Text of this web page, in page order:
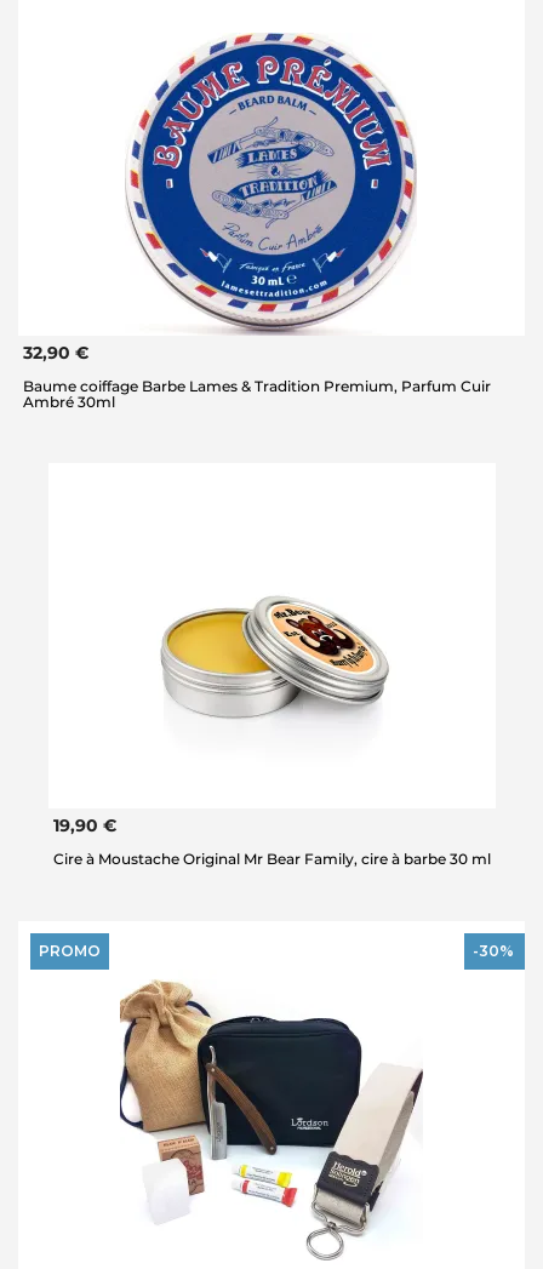
32,90 €
Baume coiffage Barbe Lames & Tradition Premium, Parfum Cuir
Ambré 30ml
19,90 €
Cire à Moustache Original Mr Bear Family, cire à barbe 30 ml
PROMO -30%